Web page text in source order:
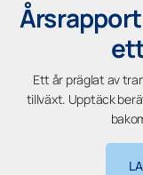
Ett år präglat av
tillväxt. Upptäck